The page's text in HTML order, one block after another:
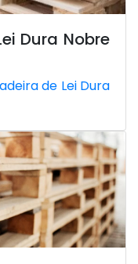
Dura Nobre
de Lei Dura